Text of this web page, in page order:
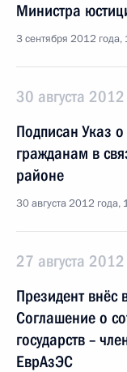
Министра
3 сентября 2012
30 августа 2012
Подписан Указ
гражданам в
районе
30 августа 2012 года,
27 августа
Президент внёс
Соглашение о
государств –
ЕврАзЭС